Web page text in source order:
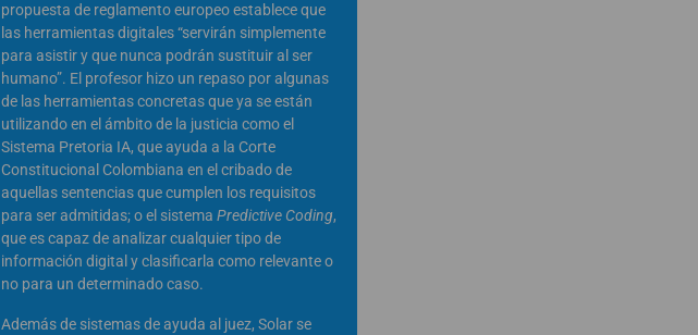
propuesta de reglamento europeo establece que
las herramientas digitales “servirán simplemente
para asistir y que nunca podrán sustituir al ser
humano”. El profesor hizo un repaso por algunas
de las herramientas concretas que ya se están
utilizando en el ámbito de la justicia como el
Sistema Pretoria IA, que ayuda a la Corte
Constitucional Colombiana en el cribado de
aquellas sentencias que cumplen los requisitos
para ser admitidas; o el sistema Predictive Coding,
que es capaz de analizar cualquier tipo de
información digital y clasificarla como relevante o
no para un determinado caso.
Además de sistemas de ayuda al juez, Solar se